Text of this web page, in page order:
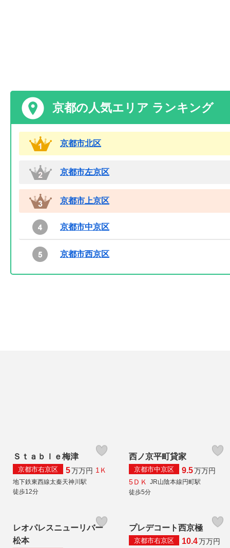
京都の人気エリア ランキング
京都市北区
京都市左京区
京都市上京区
京都市中京区
京都市西京区
Ｓｔａｂｌｅ梅津
京都市右京区 5万万円 1Ｋ
地下鉄東西線太秦天神川駅
徒歩12分
西ノ京平町貸家
京都市中京区 9.5万万円
5ＤＫ
JR山陰本線円町駅
徒歩5分
レオパレスニューリバー
松本
プレデコート西京極
京都市右京区 10.4万万円